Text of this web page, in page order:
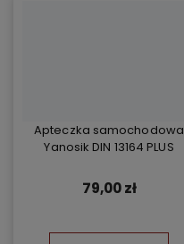
Apteczka samochodowa
Yanosik DIN 13164 PLUS
79,00 zł